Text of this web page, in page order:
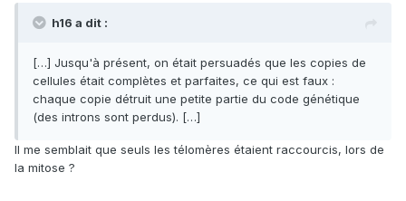
h16 a dit :
[…] Jusqu'à présent, on était persuadés que les copies de
cellules était complètes et parfaites, ce qui est faux :
chaque copie détruit une petite partie du code génétique
(des introns sont perdus). […]
Il me semblait que seuls les télomères étaient raccourcis, lors de
la mitose ?